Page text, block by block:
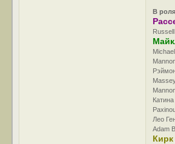
В
Лео
Adam
Кирк